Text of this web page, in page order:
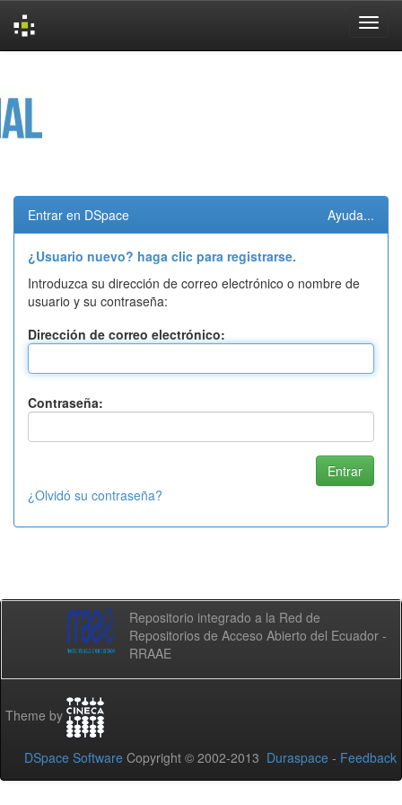
Entrar en DSpace Ayuda...
¿Usuario nuevo? haga clic para registrarse.
Introduzca su dirección de correo electrónico o nombre de
usuario y su contraseña:
Dirección de correo electrónico:
Contraseña:
¿Olvidó su contraseña?
Repositorio integrado a la Red de
Repositorios de Acceso Abierto del Ecuador -
RRAAE
Theme by
DSpace Software Copyright © 2002-2013 Duraspace - Feedback